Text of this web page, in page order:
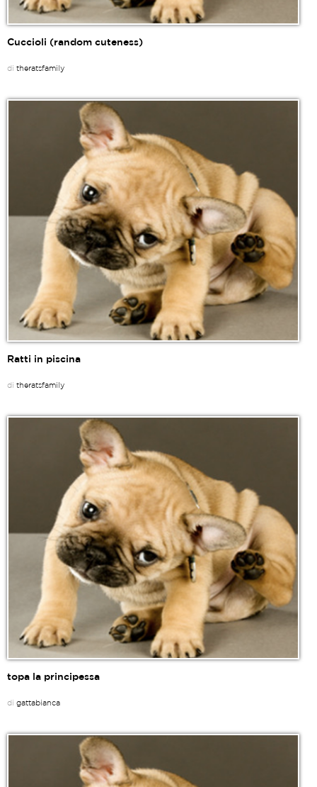
Cuccioli (random cuteness)
di theratsfamily
Ratti in piscina
di theratsfamily
topa la principessa
di gattabianca